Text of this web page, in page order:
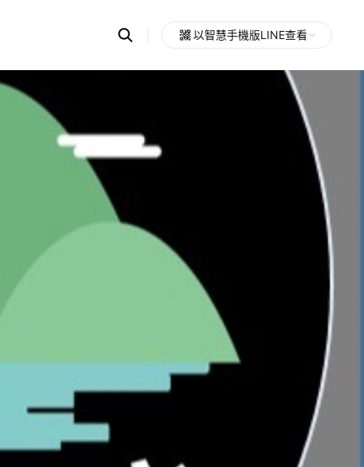
Search
OpenChats
messages
search
以智慧手機版LINE查看